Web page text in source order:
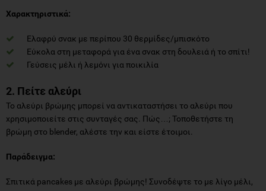
Χαρακτηριστικά:
Ελαφρύ σνακ με περίπου 30 θερμίδες/μπισκότο
Εύκολα στη μεταφορά για ένα σνακ στη δουλειά ή το σπίτι!
Γεύσεις μέλι ή λεμόνι για ποικιλία
2. Πείτε αλεύρι
Το αλεύρι βρώμης μπορεί να αντικαταστήσει το αλεύρι που
χρησιμοποιείτε στις συνταγές σας. Πώς…; Τοποθετήστε τη
βρώμη στο blender, αλέστε την και είστε έτοιμοι.
Παράδειγμα:
Σπιτικά pancakes με αλεύρι βρώμης! Συνοδέψτε το με λίγο μέλι,